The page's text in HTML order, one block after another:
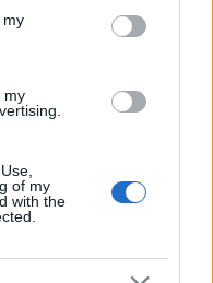
my
my
of my
with the
készült el. Aki
ételeket, annak